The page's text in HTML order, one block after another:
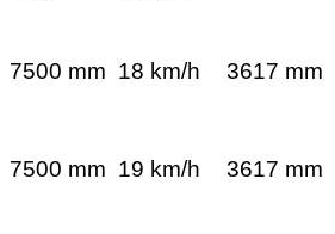
7500 mm 18 km/h 3617 mm
7500 mm 19 km/h 3617 mm